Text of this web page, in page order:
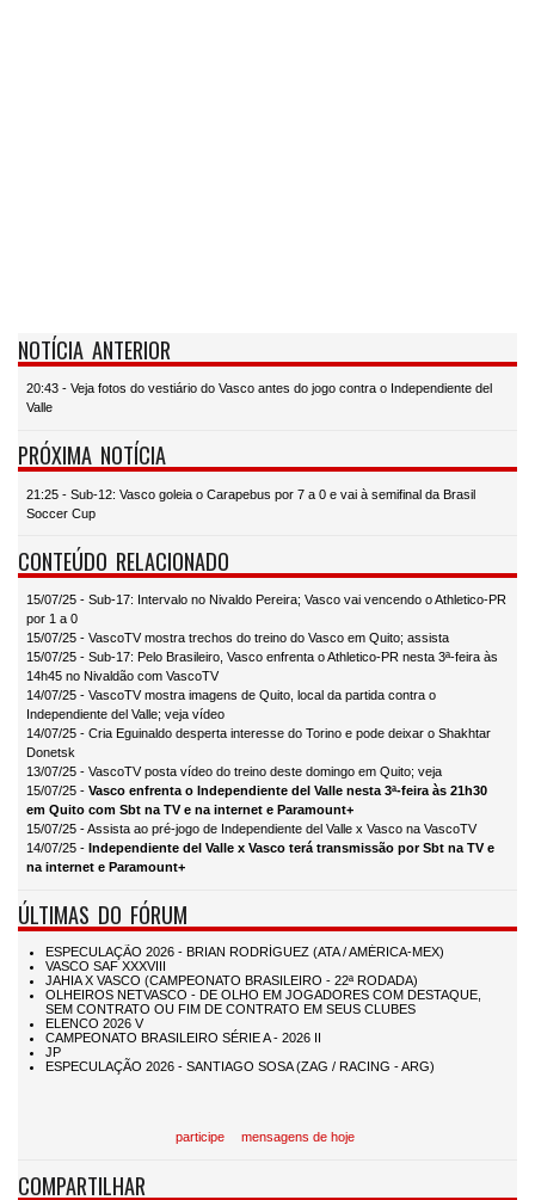
NOTÍCIA ANTERIOR
20:43 - Veja fotos do vestiário do Vasco antes do jogo contra o Independiente del
Valle
PRÓXIMA NOTÍCIA
21:25 - Sub-12: Vasco goleia o Carapebus por 7 a 0 e vai à semifinal da Brasil
Soccer Cup
CONTEÚDO RELACIONADO
15/07/25 - Sub-17: Intervalo no Nivaldo Pereira; Vasco vai vencendo o Athletico-PR
por 1 a 0
15/07/25 - VascoTV mostra trechos do treino do Vasco em Quito; assista
15/07/25 - Sub-17: Pelo Brasileiro, Vasco enfrenta o Athletico-PR nesta 3ª-feira às
14h45 no Nivaldão com VascoTV
14/07/25 - VascoTV mostra imagens de Quito, local da partida contra o
Independiente del Valle; veja vídeo
14/07/25 - Cria Eguinaldo desperta interesse do Torino e pode deixar o Shakhtar
Donetsk
13/07/25 - VascoTV posta vídeo do treino deste domingo em Quito; veja
15/07/25 - Vasco enfrenta o Independiente del Valle nesta 3ª-feira às 21h30
em Quito com Sbt na TV e na internet e Paramount+
15/07/25 - Assista ao pré-jogo de Independiente del Valle x Vasco na VascoTV
14/07/25 - Independiente del Valle x Vasco terá transmissão por Sbt na TV e
na internet e Paramount+
ÚLTIMAS DO FÓRUM
participe mensagens de hoje
COMPARTILHAR